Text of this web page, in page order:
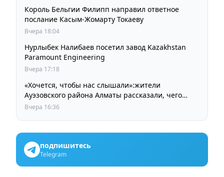
Король Бельгии Филипп направил ответное
послание Касым-Жомарту Токаеву
Вчера 18:04
Нурлыбек Налибаев посетил завод Kazakhstan
Paramount Engineering
Вчера 17:18
«Хочется, чтобы нас слышали»:жители
Ауэзовского района Алматы рассказали, чего
ждут от выборов депутатов Курултая
Вчера 16:36
подпишитесь
Telegram